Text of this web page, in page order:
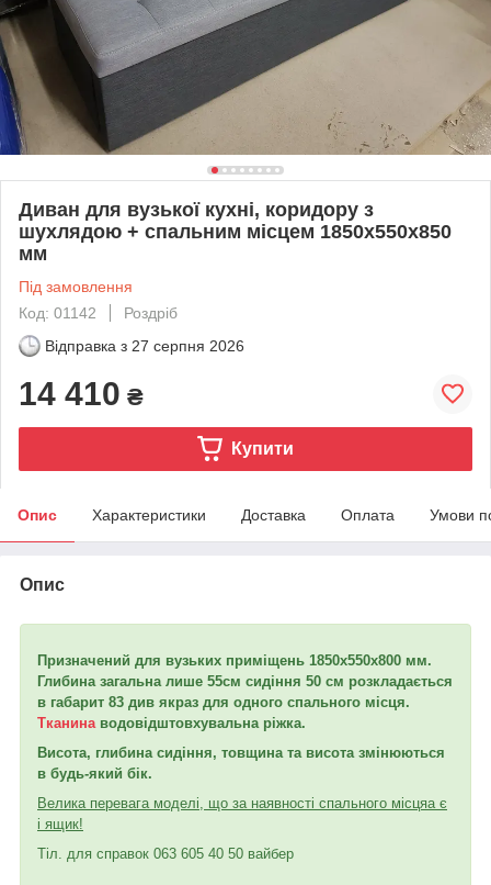
Диван для вузької кухні, коридору з
шухлядою + спальним місцем 1850х550х850
мм
Під замовлення
Код: 01142
Роздріб
Відправка з 27 серпня 2026
14 410 ₴
Купити
Опис Характеристики Доставка Оплата Умови
Опис
Призначений для вузьких приміщень 1850х550х800 мм.
Глибина загальна лише 55см сидіння 50 см розкладається
в габарит 83 див якраз для одного спального місця.
Тканина водовідштовхувальна ріжка.
Висота, глибина сидіння, товщина та висота змінюються
в будь-який бік.
Велика перевага моделі, що за наявності спального місцяа є
і ящик!
Тіл. для справок 063 605 40 50 вайбер